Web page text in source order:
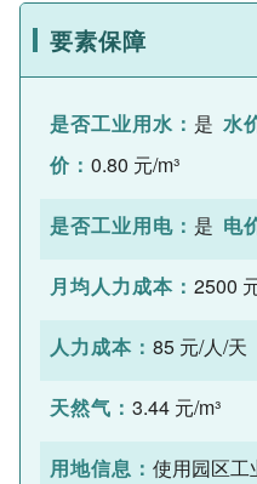
要素保障
是否工业用水： 是 水
价： 0.80 元/m³
是否工业用电： 是 电
月均人力成本： 2500
人力成本： 85 元/人/天
天然气： 3.44 元/m³
用地信息： 使用园区工